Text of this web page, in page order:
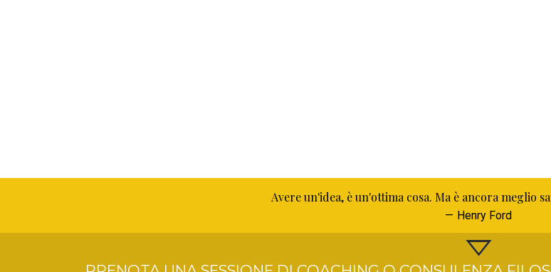
Avere un'idea, è un'ottima cosa. Ma è ancora meglio
Henry Ford